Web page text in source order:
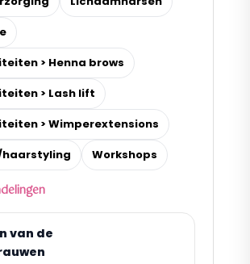
> Henna brows
> Lash lift
> Wimperextensions
Workshops
van de